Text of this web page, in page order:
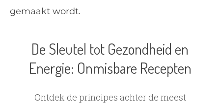
gemaakt wordt.
De Sleutel tot Gezondheid en
Energie: Onmisbare Recepten
Ontdek de principes achter de meest